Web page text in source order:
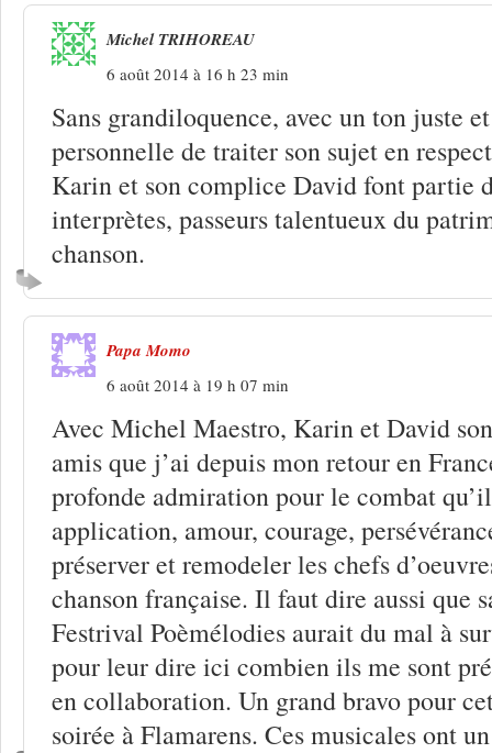
Michel TRIHOREAU
6 août 2014 à 16 h 23 min
Sans grandiloquence, avec un ton juste
personnelle de traiter son sujet en
Karin et son complice David font partie
interprètes, passeurs talentueux du
chanson.
Papa Momo
6 août 2014 à 19 h 07 min
Avec Michel Maestro, Karin et David
amis que j’ai depuis mon retour en
profonde admiration pour le combat
application, amour, courage,
préserver et remodeler les chefs
chanson française. Il faut dire aussi que
Festrival Poèmélodies aurait du mal à
pour leur dire ici combien ils me sont
en collaboration. Un grand bravo pour
soirée à Flamarens. Ces musicales ont